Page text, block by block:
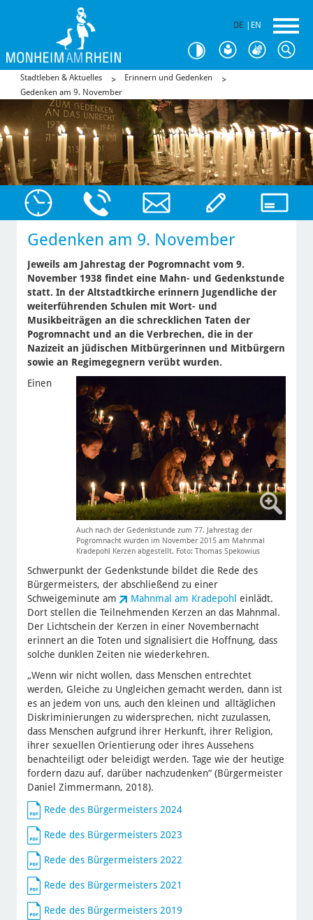
DE EN
Stadtleben & Aktuelles
Erinnern und Gedenken
Gedenken am 9. November
Gedenken am 9. November
Jeweils am Jahrestag der Pogromnacht vom 9.
November 1938 findet eine Mahn- und Gedenkstunde
statt. In der Altstadtkirche erinnern Jugendliche der
weiterführenden Schulen mit Wort- und
Musikbeiträgen an die schrecklichen Taten der
Pogromnacht und an die Verbrechen, die in der
Nazizeit an jüdischen Mitbürgerinnen und Mitbürgern
sowie an Regimegegnern verübt wurden.
Auch nach der Gedenkstunde zum 77. Jahrestag der
Pogromnacht wurden im November 2015 am Mahnmal
Kradepohl Kerzen abgestellt. Foto: Thomas Spekowius
Einen
Schwerpunkt der Gedenkstunde bildet die Rede des
Bürgermeisters, der abschließend zu einer
Schweigeminute am
Mahnmal am Kradepohl einlädt.
Dort stellen die Teilnehmenden Kerzen an das Mahnmal.
Der Lichtschein der Kerzen in einer Novembernacht
erinnert an die Toten und signalisiert die Hoffnung, dass
solche dunklen Zeiten nie wiederkehren.
„Wenn wir nicht wollen, dass Menschen entrechtet
werden, Gleiche zu Ungleichen gemacht werden, dann ist
es an jedem von uns, auch den kleinen und alltäglichen
Diskriminierungen zu widersprechen, nicht zuzulassen,
dass Menschen aufgrund ihrer Herkunft, ihrer Religion,
ihrer sexuellen Orientierung oder ihres Aussehens
benachteiligt oder beleidigt werden. Tage wie der heutige
fordern dazu auf, darüber nachzudenken“ (Bürgermeister
Daniel Zimmermann, 2018).
Rede des Bürgermeisters 2024
Rede des Bürgermeisters 2023
Rede des Bürgermeisters 2022
Rede des Bürgermeisters 2021
Rede des Bürgermeisters 2019